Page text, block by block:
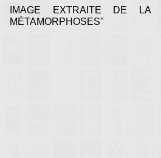
IMAGE EXTRAITE DE
MÉTAMORPHOSES"